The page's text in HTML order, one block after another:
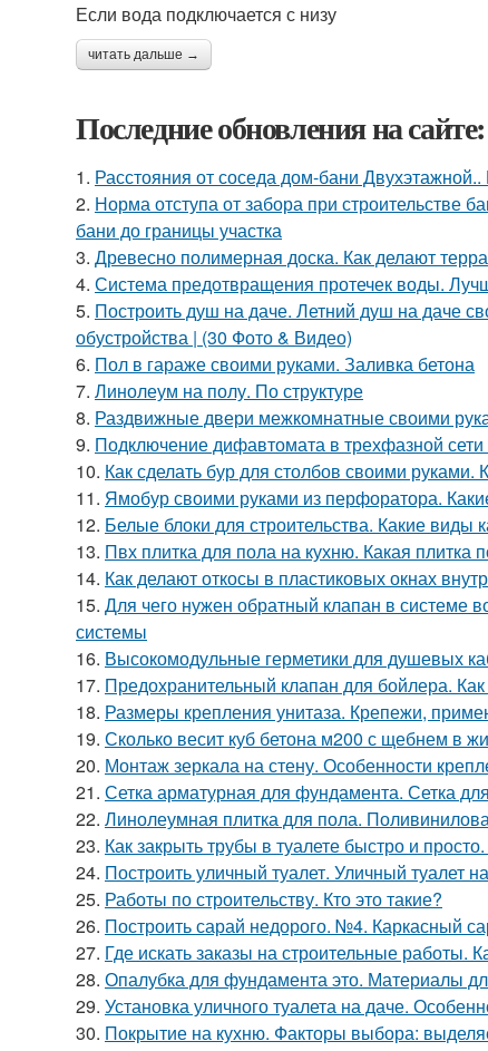
Если вода подключается с низу
читать дальше →
Последние обновления на сайте:
1. Расстояния от соседа дом-бани
2. Норма отступа от забора при строительстве
бани до границы участка
3. Древесно полимерная доска. Как делают
4. Система предотвращения протечек воды.
5. Построить душ на даче. Летний душ на даче
обустройства | (30 Фото & Видео)
6. Пол в гараже своими руками. Заливка бетона
7. Линолеум на полу. По структуре
8. Раздвижные двери межкомнатные своими
9. Подключение дифавтомата в трехфазной
10. Как сделать бур для столбов своими
11. Ямобур своими руками из перфоратора.
12. Белые блоки для строительства. Какие виды
13. Пвх плитка для пола на кухню. Какая плитка
14. Как делают откосы в пластиковых окнах
15. Для чего нужен обратный клапан в системе
системы
16. Высокомодульные герметики для душевых
17. Предохранительный клапан для бойлера. Как
18. Размеры крепления унитаза. Крепежи,
19. Сколько весит куб бетона м200 с щебнем в
20. Монтаж зеркала на стену. Особенности
21. Сетка арматурная для фундамента. Сетка
22. Линолеумная плитка для пола.
23. Как закрыть трубы в туалете быстро и
24. Построить уличный туалет. Уличный туалет
25. Работы по строительству. Кто это такие?
26. Построить сарай недорого. №4. Каркасный
27. Где искать заказы на строительные работы.
28. Опалубка для фундамента это. Материалы
29. Установка уличного туалета на даче.
30. Покрытие на кухню. Факторы выбора: